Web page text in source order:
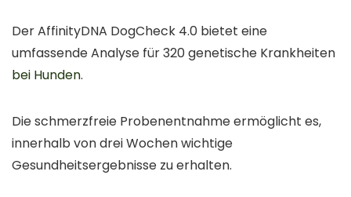
Der AffinityDNA DogCheck 4.0 bietet eine
umfassende Analyse für 320 genetische Krankheiten
bei Hunden.
Die schmerzfreie Probenentnahme ermöglicht es,
innerhalb von drei Wochen wichtige
Gesundheitsergebnisse zu erhalten.